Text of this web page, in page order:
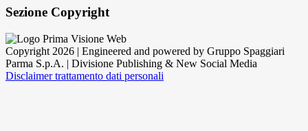
Sezione Copyright
Copyright 2026 | Engineered and powered by Gruppo Spaggiari
Parma S.p.A. | Divisione Publishing & New Social Media
Disclaimer trattamento dati personali